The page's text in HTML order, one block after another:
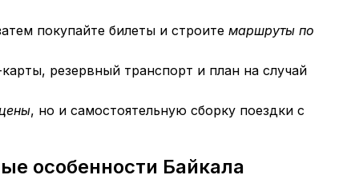
покупайте билеты и строите маршруты по
резервный транспорт и план на случай
, но и самостоятельную сборку поездки с
особенности Байкала